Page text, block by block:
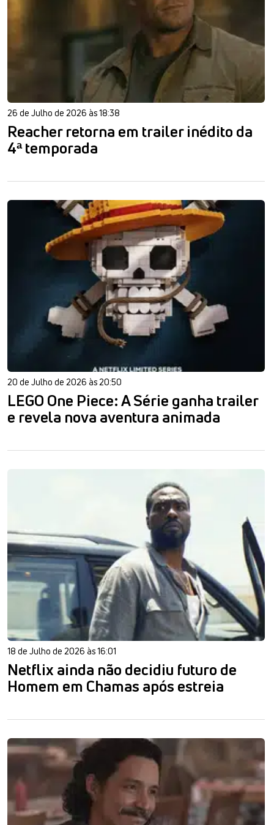
26 de Julho de 2026 às 18:38
Reacher retorna em trailer inédito da
4ª temporada
20 de Julho de 2026 às 20:50
LEGO One Piece: A Série ganha trailer
e revela nova aventura animada
18 de Julho de 2026 às 16:01
Netflix ainda não decidiu futuro de
Homem em Chamas após estreia